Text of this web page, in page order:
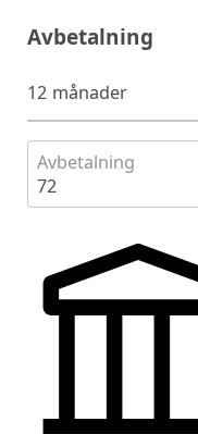
Avbetalning
12 månader
Avbetalning
72